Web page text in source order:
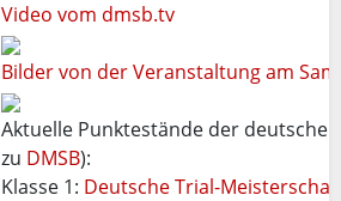
Video vom dmsb.tv
Bilder von der Veranstaltung am
Aktuelle Punktestände der
zu DMSB):
Klasse 1: Deutsche Trial-